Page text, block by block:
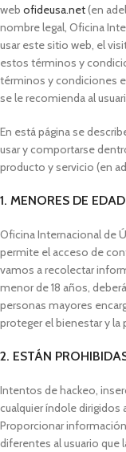
web ofideusa.net(en
nombre legal, Oficina
usar este sitio web, el
estos términos y
términos y condiciones
se le recomienda al
En está página se
usar y comportarse
producto y servicio (en
1. MENORES DE EDAD
Oficina Internacional de
permite el acceso de
vamos a recolectar
menor de 18 años,
personas mayores
proteger el bienestar y la
2. ESTÁN
Intentos de hackeo,
cualquier índole dirigidos
Proporcionar
diferentes al usuario que